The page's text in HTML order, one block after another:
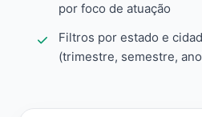
por foco de atuação
Filtros por estado e
(trimestre, semestre,